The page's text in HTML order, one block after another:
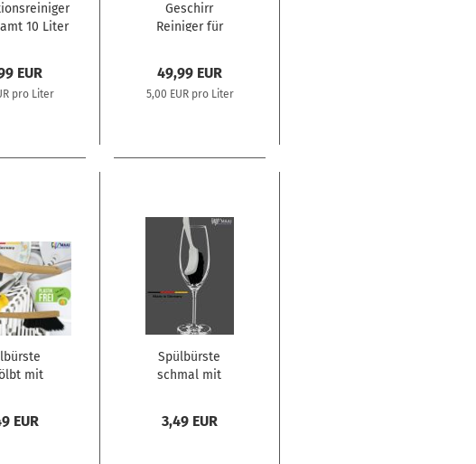
10 Liter
EUR
pro Liter
Geschirr
Reiniger für
Spülmaschinen
49,99 EUR
5,00 EUR pro Liter
mit
und
EUR
Spülbürste
schmal mit
3,49 EUR